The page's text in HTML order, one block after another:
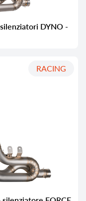
DYNO -
RACING